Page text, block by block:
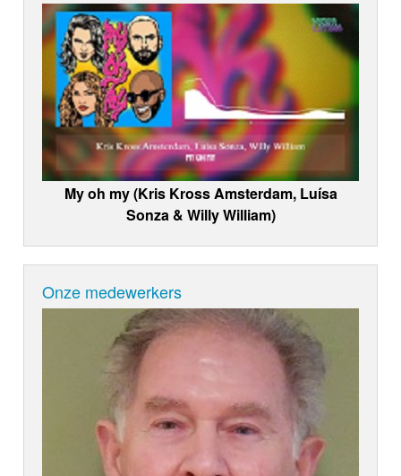
My oh my (Kris Kross Amsterdam, Luísa
Sonza & Willy William)
Onze medewerkers